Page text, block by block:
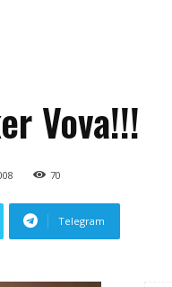
Vova!!!
70
Telegram